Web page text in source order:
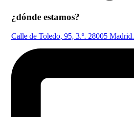
¿dónde estamos?
Calle de Toledo, 95, 3.º. 28005 Madrid.